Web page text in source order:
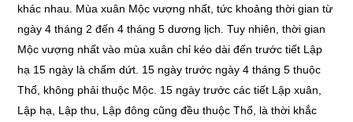
khác nhau. Mùa xuân Mộc vượng nhất, tức khoảng thời gian từ
ngày 4 tháng 2 đến 4 tháng 5 dương lịch. Tuy nhiên, thời gian
Mộc vượng nhất vào mùa xuân chỉ kéo dài đến trước tiết Lập
hạ 15 ngày là chấm dứt. 15 ngày trước ngày 4 tháng 5 thuộc
Thổ, không phải thuộc Mộc. 15 ngày trước các tiết Lập xuân,
Lập hạ, Lập thu, Lập đông cũng đều thuộc Thổ, là thời khắc